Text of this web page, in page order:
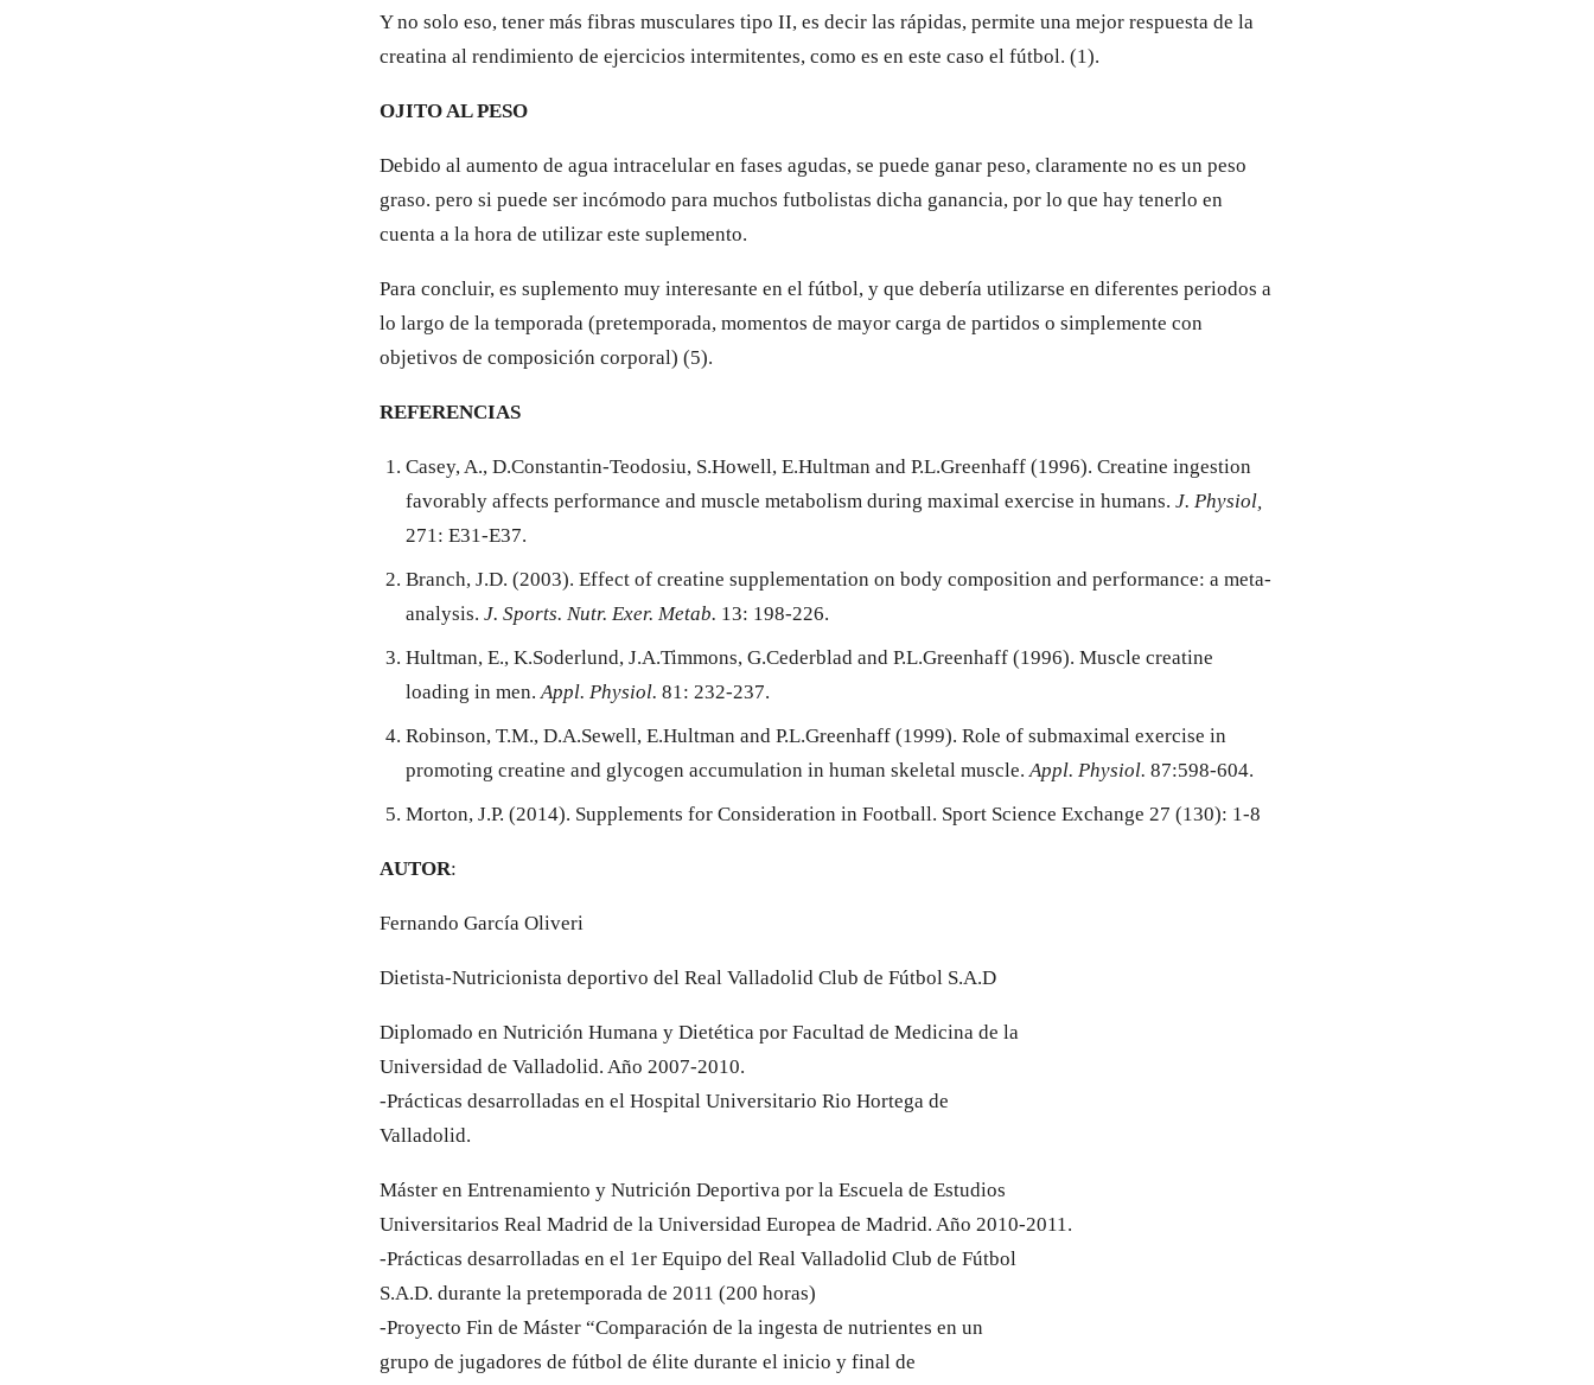
Y no solo eso, tener más fibras musculares tipo II, es decir las rápidas, permite una mejor respuesta de la
creatina al rendimiento de ejercicios intermitentes, como es en este caso el fútbol. (1).
OJITO AL PESO
Debido al aumento de agua intracelular en fases agudas, se puede ganar peso, claramente no es un peso
graso. pero si puede ser incómodo para muchos futbolistas dicha ganancia, por lo que hay tenerlo en
cuenta a la hora de utilizar este suplemento.
Para concluir, es suplemento muy interesante en el fútbol, y que debería utilizarse en diferentes periodos a
lo largo de la temporada (pretemporada, momentos de mayor carga de partidos o simplemente con
objetivos de composición corporal) (5).
REFERENCIAS
Casey, A., D.Constantin-Teodosiu, S.Howell, E.Hultman and P.L.Greenhaff (1996). Creatine ingestion
favorably affects performance and muscle metabolism during maximal exercise in humans. J. Physiol,
271: E31-E37.
Branch, J.D. (2003). Effect of creatine supplementation on body composition and performance: a meta-
analysis. J. Sports. Nutr. Exer. Metab. 13: 198-226.
Hultman, E., K.Soderlund, J.A.Timmons, G.Cederblad and P.L.Greenhaff (1996). Muscle creatine
loading in men.Appl. Physiol. 81: 232-237.
Robinson, T.M., D.A.Sewell, E.Hultman and P.L.Greenhaff (1999). Role of submaximal exercise in
promoting creatine and glycogen accumulation in human skeletal muscle.Appl. Physiol. 87:598-604.
Morton, J.P. (2014). Supplements for Consideration in Football. Sport Science Exchange 27 (130): 1-8
AUTOR:
Fernando García Oliveri
Dietista-Nutricionista deportivo del Real Valladolid Club de Fútbol S.A.D
Diplomado en Nutrición Humana y Dietética por Facultad de Medicina de la
Universidad de Valladolid. Año 2007-2010.
-Prácticas desarrolladas en el Hospital Universitario Rio Hortega de
Valladolid.
Máster en Entrenamiento y Nutrición Deportiva por la Escuela de Estudios
Universitarios Real Madrid de la Universidad Europea de Madrid. Año 2010-2011.
-Prácticas desarrolladas en el 1er Equipo del Real Valladolid Club de Fútbol
S.A.D. durante la pretemporada de 2011 (200 horas)
-Proyecto Fin de Máster “Comparación de la ingesta de nutrientes en un
grupo de jugadores de fútbol de élite durante el inicio y final de